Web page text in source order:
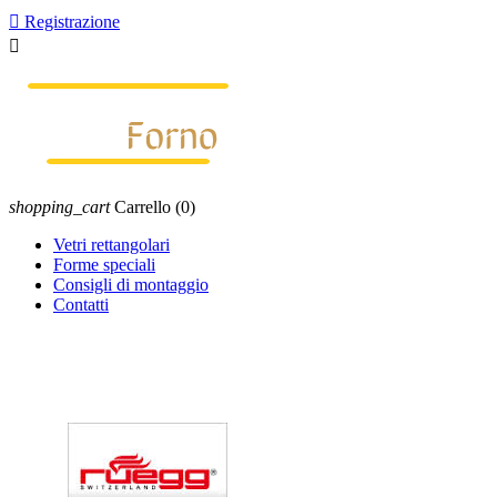
 Registrazione

shopping_cart Carrello (0)
Vetri rettangolari
Forme speciali
Consigli di montaggio
Contatti